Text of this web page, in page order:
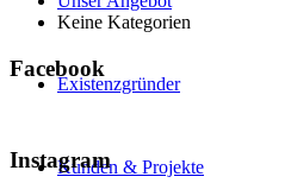
Existenzgründer
Kunden & Projekte
Keine Kategorien
Facebook
Instagram